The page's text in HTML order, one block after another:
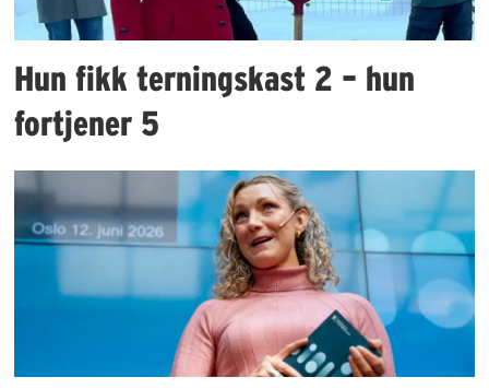
Hun fikk terningskast 2 – hun
fortjener 5